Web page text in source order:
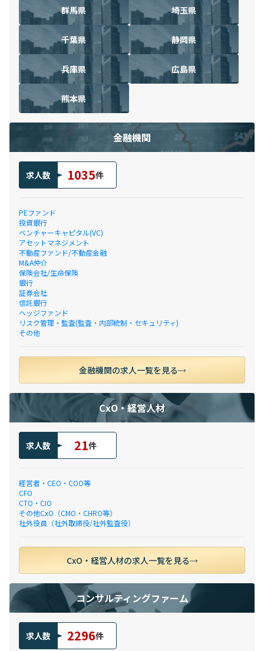
群馬県 埼玉県
千葉県 静岡県
兵庫県 広島県
熊本県
金融機関
求人数 1035件
PEファンド
投資銀行
ベンチャーキャピタル(VC)
アセットマネジメント
不動産ファンド/不動産金融
M&A仲介
保険会社/生命保険
銀行
証券会社
信託銀行
ヘッジファンド
リスク管理・監査(監査・内部統制・セキュリティ)
その他
金融機関の求人一覧を見る
CxO・経営人材
求人数 21件
経営者・CEO・COO等
CFO
CTO・CIO
その他CxO（CMO・CHRO等）
社外役員（社外取締役/社外監査役）
CxO・経営人材の求人一覧を見る
コンサルティングファーム
求人数 2296件